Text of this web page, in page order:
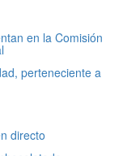
en la Comisión
perteneciente a
directo